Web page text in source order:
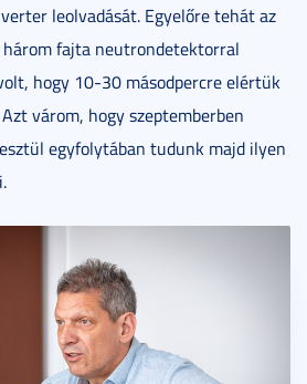
leolvadását. Egyelőre tehát az
fajta neutrondetektorral
hogy 10-30 másodpercre elértük
várom, hogy szeptemberben
egyfolytában tudunk majd ilyen